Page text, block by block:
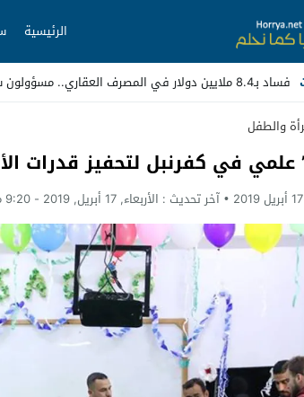
الرئيسية
فساد بـ8.4 ملايين دولار في المصرف العقاري.. مسؤولون سابقون أمام القضاء
Stop
Previous
Next
والطفل
علمي في كفرنبل لتحفيز قدرات
17 أبريل 2019 آخر تحديث : الأربعاء, 17 أبريل, 2019 - 9:20 مساءً